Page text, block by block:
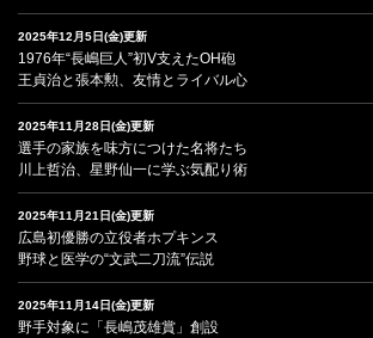
2025年12月5日(金)更新
1976年“長嶋巨人”初V支えたOH砲
王貞治と張本勲、友情とライバル心
2025年11月28日(金)更新
選手の家族を味方につけた名将たち
川上哲治、星野仙一に学ぶ気配り術
2025年11月21日(金)更新
広島初優勝の立役者ホプキンス
野球と医学の“文武二刀流”伝説
2025年11月14日(金)更新
野手対象に「長嶋茂雄賞」創設